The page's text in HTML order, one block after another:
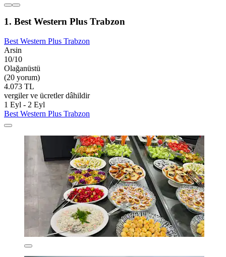
1. Best Western Plus Trabzon
Best Western Plus Trabzon
Arsin
10/10
Olağanüstü
(20 yorum)
4.073 TL
vergiler ve ücretler dâhildir
1 Eyl - 2 Eyl
Best Western Plus Trabzon